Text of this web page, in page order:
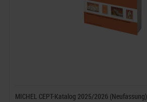
MICHEL CEPT-Katalog 2025/2026 (Neufassung)